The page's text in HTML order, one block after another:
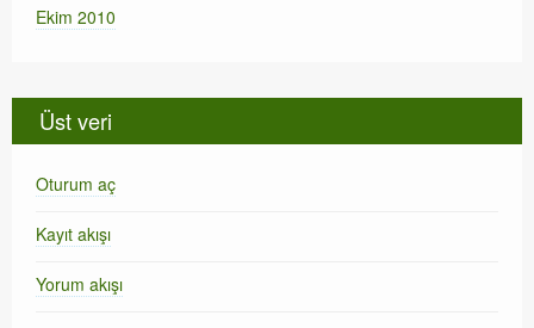
Ekim 2010
Üst veri
Oturum aç
Kayıt akışı
Yorum akışı